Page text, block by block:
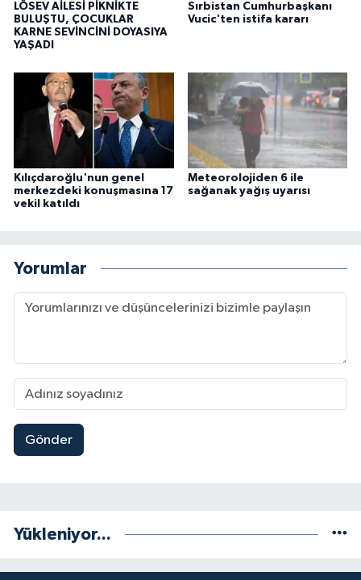
LÖSEV AİLESİ PİKNİKTE
BULUŞTU, ÇOCUKLAR
KARNE SEVİNCİNİ DOYASIYA
YAŞADI
Sırbistan Cumhurbaşkanı
Vucic'ten istifa kararı
Kılıçdaroğlu'nun genel
merkezdeki konuşmasına 17
vekil katıldı
Meteorolojiden 6 ile
sağanak yağış uyarısı
Yorumlar
Gönder
Yükleniyor...